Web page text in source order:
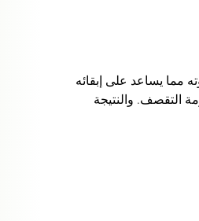
مما يساعد على إبقائه
التقصف. والنتيجة